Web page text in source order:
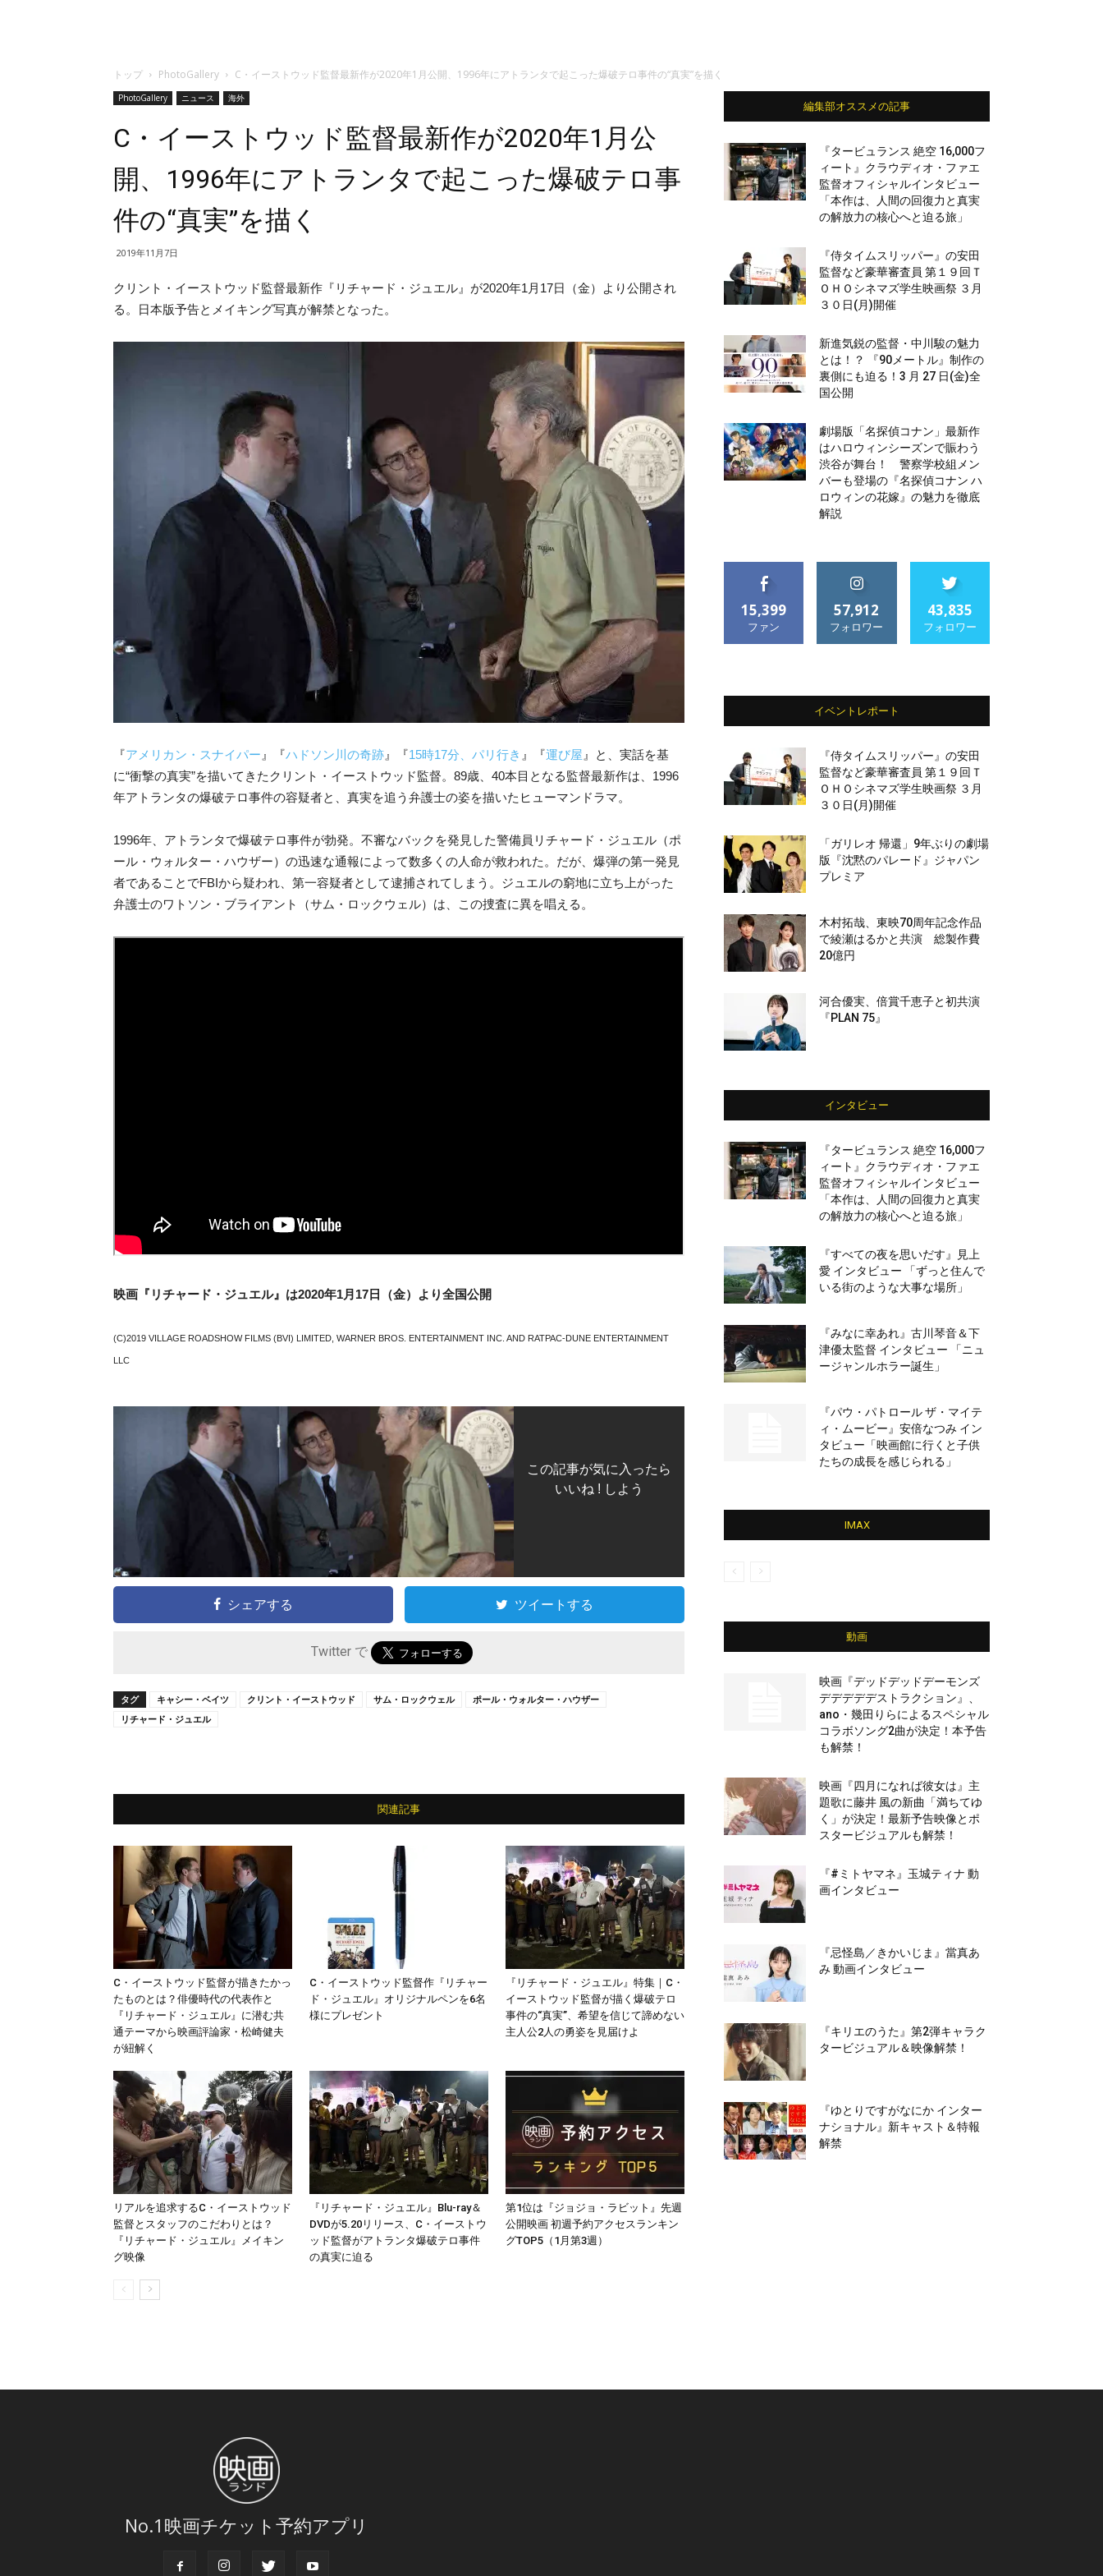
トップ PhotoGallery C・イーストウッド監督最新作が2020年1月公開、1996年にアトランタで起こった爆破テロ事件の“真実”を描く
PhotoGallery ニュース 海外
C・イーストウッド監督最新作が2020年1月公
開、1996年にアトランタで起こった爆破テロ事
件の“真実”を描く
2019年11月7日
クリント・イーストウッド監督最新作『リチャード・ジュエル』が2020年1月17日（金）より公開され
る。日本版予告とメイキング写真が解禁となった。
『アメリカン・スナイパー 』『ハドソン川の奇跡 』『15時17分、パリ行き 』『運び屋 』と、実話を基
に“衝撃の真実”を描いてきたクリント・イーストウッド監督。89歳、40本目となる監督最新作は、1996
年アトランタの爆破テロ事件の容疑者と、真実を追う弁護士の姿を描いたヒューマンドラマ。
1996年、アトランタで爆破テロ事件が勃発。不審なバックを発見した警備員リチャード・ジュエル（ポ
ール・ウォルター・ハウザー）の迅速な通報によって数多くの人命が救われた。だが、爆弾の第一発見
者であることでFBIから疑われ、第一容疑者として逮捕されてしまう。ジュエルの窮地に立ち上がった
弁護士のワトソン・ブライアント（サム・ロックウェル）は、この捜査に異を唱える。
映画『リチャード・ジュエル』は2020年1月17日（金）より全国公開
(C)2019 VILLAGE ROADSHOW FILMS (BVI) LIMITED, WARNER BROS. ENTERTAINMENT INC. AND RATPAC-DUNE ENTERTAINMENT
LLC
この記事が気に入ったら
いいね ! しよう
シェアする ツイートする
Twitter で
タグ キャシー・ベイツ クリント・イーストウッド サム・ロックウェル
ポール・ウォルター・ハウザー
リチャード・ジュエル
関連記事
C・イーストウッド監督が描きたかっ
たものとは？俳優時代の代表作と
『リチャード・ジュエル』に潜む共
通テーマから映画評論家・松崎健夫
が紐解く
C・イーストウッド監督作『リチャー
ド・ジュエル』オリジナルペンを6名
様にプレゼント
『リチャード・ジュエル』特集｜C・
イーストウッド監督が描く爆破テロ
事件の“真実”、希望を信じて諦めない
主人公2人の勇姿を見届けよ
リアルを追求するC・イーストウッド
監督とスタッフのこだわりとは？
『リチャード・ジュエル』メイキン
グ映像
『リチャード・ジュエル』Blu-ray＆
DVDが5.20リリース、C・イーストウ
ッド監督がアトランタ爆破テロ事件
の真実に迫る
第1位は『ジョジョ・ラビット』先週
公開映画 初週予約アクセスランキン
グTOP5（1月第3週）
編集部オススメの記事
『タービュランス 絶空 16,000フ
ィート』クラウディオ・ファエ
監督オフィシャルインタビュー
「本作は、人間の回復力と真実
の解放力の核心へと迫る旅」
『侍タイムスリッパー』の安田
監督など豪華審査員 第１９回Ｔ
ＯＨＯシネマズ学生映画祭 ３月
３０日(月)開催
新進気鋭の監督・中川駿の魅力
とは！？ 『90メートル』制作の
裏側にも迫る！3 月 27 日(金)全
国公開
劇場版「名探偵コナン」最新作
はハロウィンシーズンで賑わう
渋谷が舞台！ 警察学校組メン
バーも登場の『名探偵コナン ハ
ロウィンの花嫁』の魅力を徹底
解説
15,399
ファン
57,912
フォロワー
43,835
フォロワー
イベントレポート
『侍タイムスリッパー』の安田
監督など豪華審査員 第１９回Ｔ
ＯＨＯシネマズ学生映画祭 ３月
３０日(月)開催
「ガリレオ 帰還」9年ぶりの劇場
版『沈黙のパレード』ジャパン
プレミア
木村拓哉、東映70周年記念作品
で綾瀬はるかと共演 総製作費
20億円
河合優実、倍賞千恵子と初共演
『PLAN 75』
インタビュー
『タービュランス 絶空 16,000フ
ィート』クラウディオ・ファエ
監督オフィシャルインタビュー
「本作は、人間の回復力と真実
の解放力の核心へと迫る旅」
『すべての夜を思いだす』見上
愛 インタビュー 「ずっと住んで
いる街のような大事な場所」
『みなに幸あれ』古川琴音＆下
津優太監督 インタビュー 「ニュ
ージャンルホラー誕生」
『パウ・パトロール ザ・マイテ
ィ・ムービー』安倍なつみ イン
タビュー「映画館に行くと子供
たちの成長を感じられる」
IMAX
動画
映画『デッドデッドデーモンズ
デデデデデストラクション』、
ano・幾田りらによるスペシャル
コラボソング2曲が決定！本予告
も解禁！
映画『四月になれば彼女は』主
題歌に藤井 風の新曲「満ちてゆ
く」が決定！最新予告映像とポ
スタービジュアルも解禁！
『#ミトヤマネ』玉城ティナ 動
画インタビュー
『忌怪島／きかいじま』當真あ
み 動画インタビュー
『キリエのうた』第2弾キャラク
タービジュアル＆映像解禁！
『ゆとりですがなにか インター
ナショナル』新キャスト＆特報
解禁
No.1映画チケット予約アプリ